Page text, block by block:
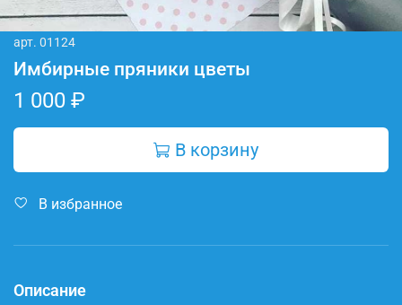
арт. 01124
Имбирные пряники цветы
1 000 ₽
В корзину
В избранное
Описание